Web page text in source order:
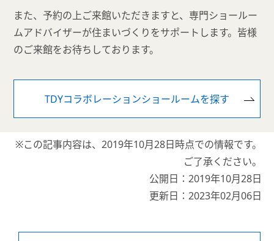
また、予約の上ご来館いただきますと、専門ショールー
ムアドバイザーが住まいづくりをサポートします。皆様
のご来館をお待ちしております。
TDYコラボレーションショールームを探す
※この記事内容は、2019年10月28日時点での情報です。
ご了承ください。
公開日：2019年10月28日
更新日：2023年02月06日